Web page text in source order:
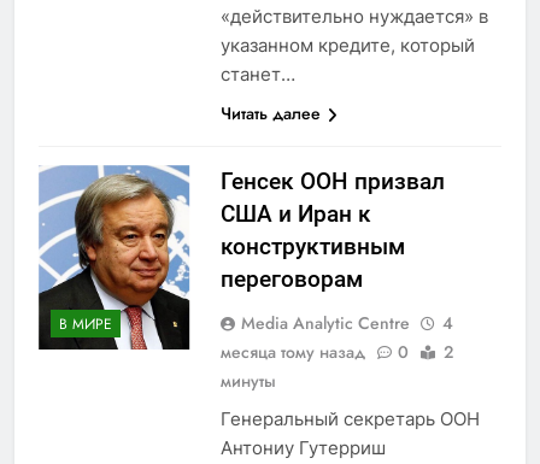
«действительно нуждается» в
указанном кредите, который
станет…
Читать далее
В МИРЕ
Генсек ООН призвал
США и Иран к
конструктивным
переговорам
Media Analytic Centre
4
месяца тому назад
0
2
минуты
Генеральный секретарь ООН
Антониу Гутерриш